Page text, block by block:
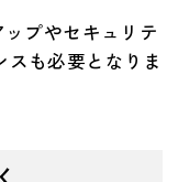
プやセキュリテ
スも必要となりま